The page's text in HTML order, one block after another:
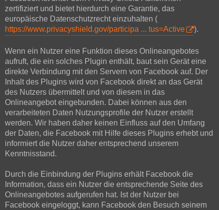
zertifiziert und bietet hierdurch eine Garantie, das
europäische Datenschutzrecht einzuhalten (
https://www.privacyshield.gov/participa ... tus=Active
).
Wenn ein Nutzer eine Funktion dieses Onlineangebotes
aufruft, die ein solches Plugin enthält, baut sein Gerät eine
direkte Verbindung mit den Servern von Facebook auf. Der
Inhalt des Plugins wird von Facebook direkt an das Gerät
des Nutzers übermittelt und von diesem in das
Onlineangebot eingebunden. Dabei können aus den
verarbeiteten Daten Nutzungsprofile der Nutzer erstellt
werden. Wir haben daher keinen Einfluss auf den Umfang
der Daten, die Facebook mit Hilfe dieses Plugins erhebt und
informiert die Nutzer daher entsprechend unserem
Kenntnisstand.
Durch die Einbindung der Plugins erhält Facebook die
Information, dass ein Nutzer die entsprechende Seite des
Onlineangebotes aufgerufen hat. Ist der Nutzer bei
Facebook eingeloggt, kann Facebook den Besuch seinem